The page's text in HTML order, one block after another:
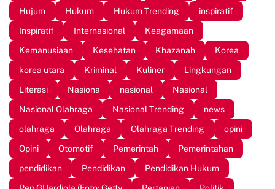
Hujum
Hukum Hukum Trending
inspiratif
Inspiratif
Internasional
Keagamaan
Kemanusiaan
Kesehatan Khazanah
Korea
korea utara
Kriminal Kuliner
Lingkungan
Literasi
Nasiona nasional
Nasional
Nasional Olahraga
Nasional Trending
news
olahraga
Olahraga Olahraga Trending
opini
Opini
Otomotif Pemerintah
Pemerintahan
pendidikan
Pendidikan
Pendidikan Hukum